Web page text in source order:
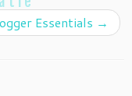
Essentials →